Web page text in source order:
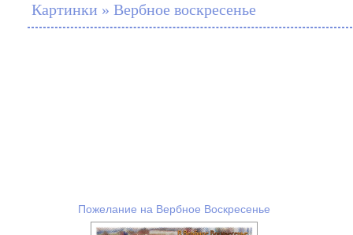
Картинки » Вербное воскресенье
Пожелание на Вербное Воскресенье